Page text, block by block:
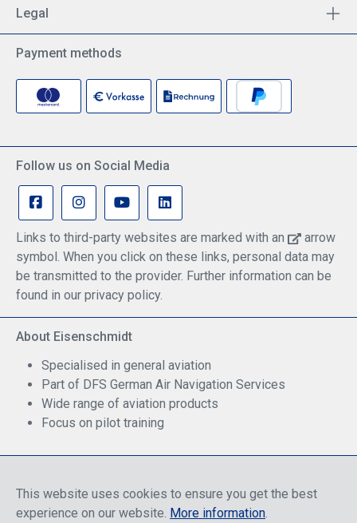
Legal
Payment methods
Follow us on Social Media
Links to third-party websites are marked with an
arrow
symbol. When you click on these links, personal data may
be transmitted to the provider. Further information can be
found in our privacy policy.
About Eisenschmidt
Specialised in general aviation
Part of DFS German Air Navigation Services
Wide range of aviation products
Focus on pilot training
This website uses cookies to ensure you get the best
experience on our website. More information.